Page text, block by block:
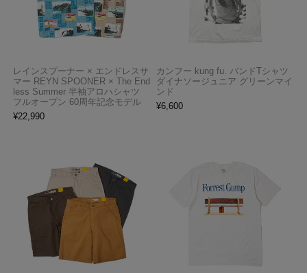
レインスプーナー × エンドレスサ
マー REYN SPOONER × The End
less Summer 半袖アロハシャツ
フルオープン 60周年記念モデル
¥22,990
カンフー kung fu. バンドTシャツ
ダイナソージュニア グリーンマイ
ンド
¥6,600